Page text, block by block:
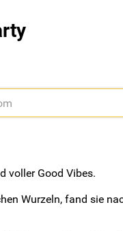
voller Good Vibes.
Wurzeln, fand sie